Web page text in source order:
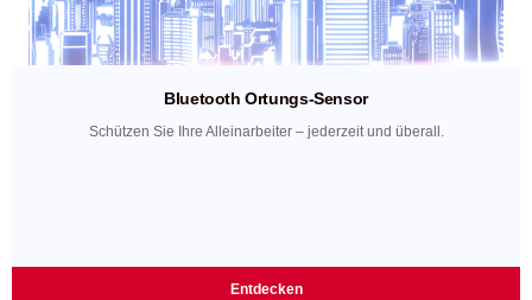
Bluetooth Ortungs-Sensor
Schützen Sie Ihre Alleinarbeiter – jederzeit und überall.
Entdecken